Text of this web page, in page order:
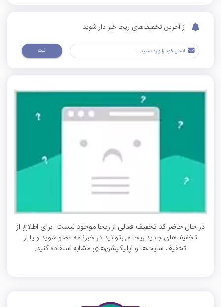
از آخرین تخفیف‌های ریحا خبر دار شوید
ثبت
در حال حاضر کد تخفیف فعالی از ریحا موجود نیست. برای اطلاع از
تخفیف‌های جدید ریحا می‌توانید در خبرنامه عضو شوید و یا از
تخفیف سایت‌ها و اپلیکیشن‌های مشابه استفاده کنید.